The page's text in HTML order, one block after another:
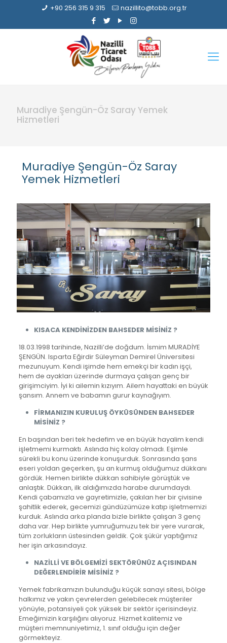
+90 256 315 9 315 nazillito@tobb.org.tr
Muradiye Şengün-Öz Saray Yemek
Hizmetleri
Muradiye Şengün-Öz Saray
Yemek Hizmetleri
KISACA KENDİNİZDEN BAHSEDER MİSİNİZ ?
18.03.1998 tarihinde, Nazilli’de doğdum. İsmim MURADİYE
ŞENGÜN. Isparta Eğirdir Süleyman Demirel Üniversitesi
mezunuyum. Kendi işimde hem emekçi bir kadın işçi,
hem de ayakları üzerinde durmaya çalışan genç bir
girişimciyim. İyi ki ailemin kızıyım. Ailem hayattaki en büyük
şansım. Annem ve babamın gurur kaynağıyım.
FİRMANIZIN KURULUŞ ÖYKÜSÜNDEN BAHSEDER
MİSİNİZ ?
En başından beri tek hedefim ve en büyük hayalim kendi
işletmemi kurmaktı. Aslında hiç kolay olmadı. Eşimle
sürekli bu konu üzerinde konuşurduk. Sonrasında şans
eseri yoldan geçerken, şu an kurmuş olduğumuz dükkanı
gördük. Hemen birlikte dükkan sahibiyle görüştük ve
anlaştık. Dükkan, ilk aldığımızda harabe durumdaydı.
Kendi çabamızla ve gayretimizle, çakılan her bir çivisine
şahitlik ederek, gecemizi gündüzümüze katıp işletmemizi
kurduk. Aslında arka planda bizle birlikte çalışan 3 genç
daha var. Hep birlikte yumruğumuzu tek bir yere vurarak,
tüm zorlukların üstesinden geldik. Çok şükür yaptığımız
her işin arkasındayız.
NAZİLLİ VE BÖLGEMİZİ SEKTÖRÜNÜZ AÇISINDAN
DEĞERLENDİRİR MİSİNİZ ?
Yemek fabrikamızın bulunduğu küçük sanayi sitesi, bölge
halkımız ve yakın çevrelerden gelebilecek müşteriler
yönüyle, potansiyeli çok yüksek bir sektör içerisindeyiz.
Emeğimizin karşılığını alıyoruz. Hizmet kalitemiz ve
müşteri memnuniyetimiz, 1. sınıf olduğu için değer
görmekteyiz.